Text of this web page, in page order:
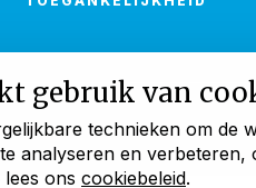
gebruik van
technieken om de
analyseren en verbeteren,
ons cookiebeleid.
Privacyverklaring